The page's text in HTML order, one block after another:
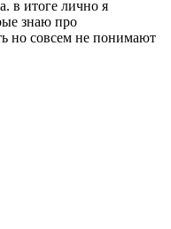
в итоге лично я
знаю про
но совсем не понимают